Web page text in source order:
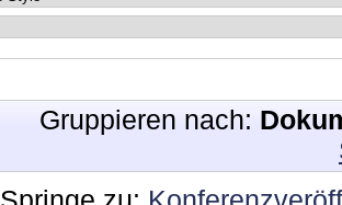
Gruppieren nach: